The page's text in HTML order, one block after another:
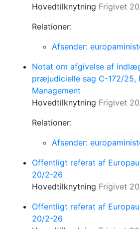
Hovedtilknytning Frigivet
Relationer:
Afsender:
Notat om afgivelse af
præjudicielle sag C-172/25,
Management
Hovedtilknytning Frigivet
Relationer:
Afsender:
Offentligt referat af
20/2-26
Hovedtilknytning Frigivet
Offentligt referat af
20/2-26